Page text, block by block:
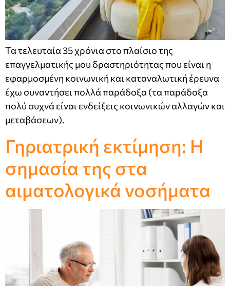
Τα τελευταία 35 χρόνια στο πλαίσιο της
επαγγελματικής μου δραστηριότητας που είναι η
εφαρμοσμένη κοινωνική και καταναλωτική έρευνα
έχω συναντήσει πολλά παράδοξα (τα παράδοξα
πολύ συχνά είναι ενδείξεις κοινωνικών αλλαγών και
μεταβάσεων).
Γηριατρική εκτίμηση: Η
σημασία της στα
αιματολογικά νοσήματα